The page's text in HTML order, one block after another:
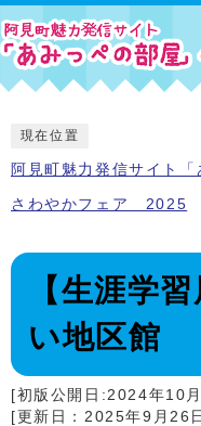
スマートフォン表示用
現在位置
阿見町魅力発信サイト「
さわやかフェア 2025
【生涯学
い地区館
[初版公開日:2024年10
[更新日：2025年9月26